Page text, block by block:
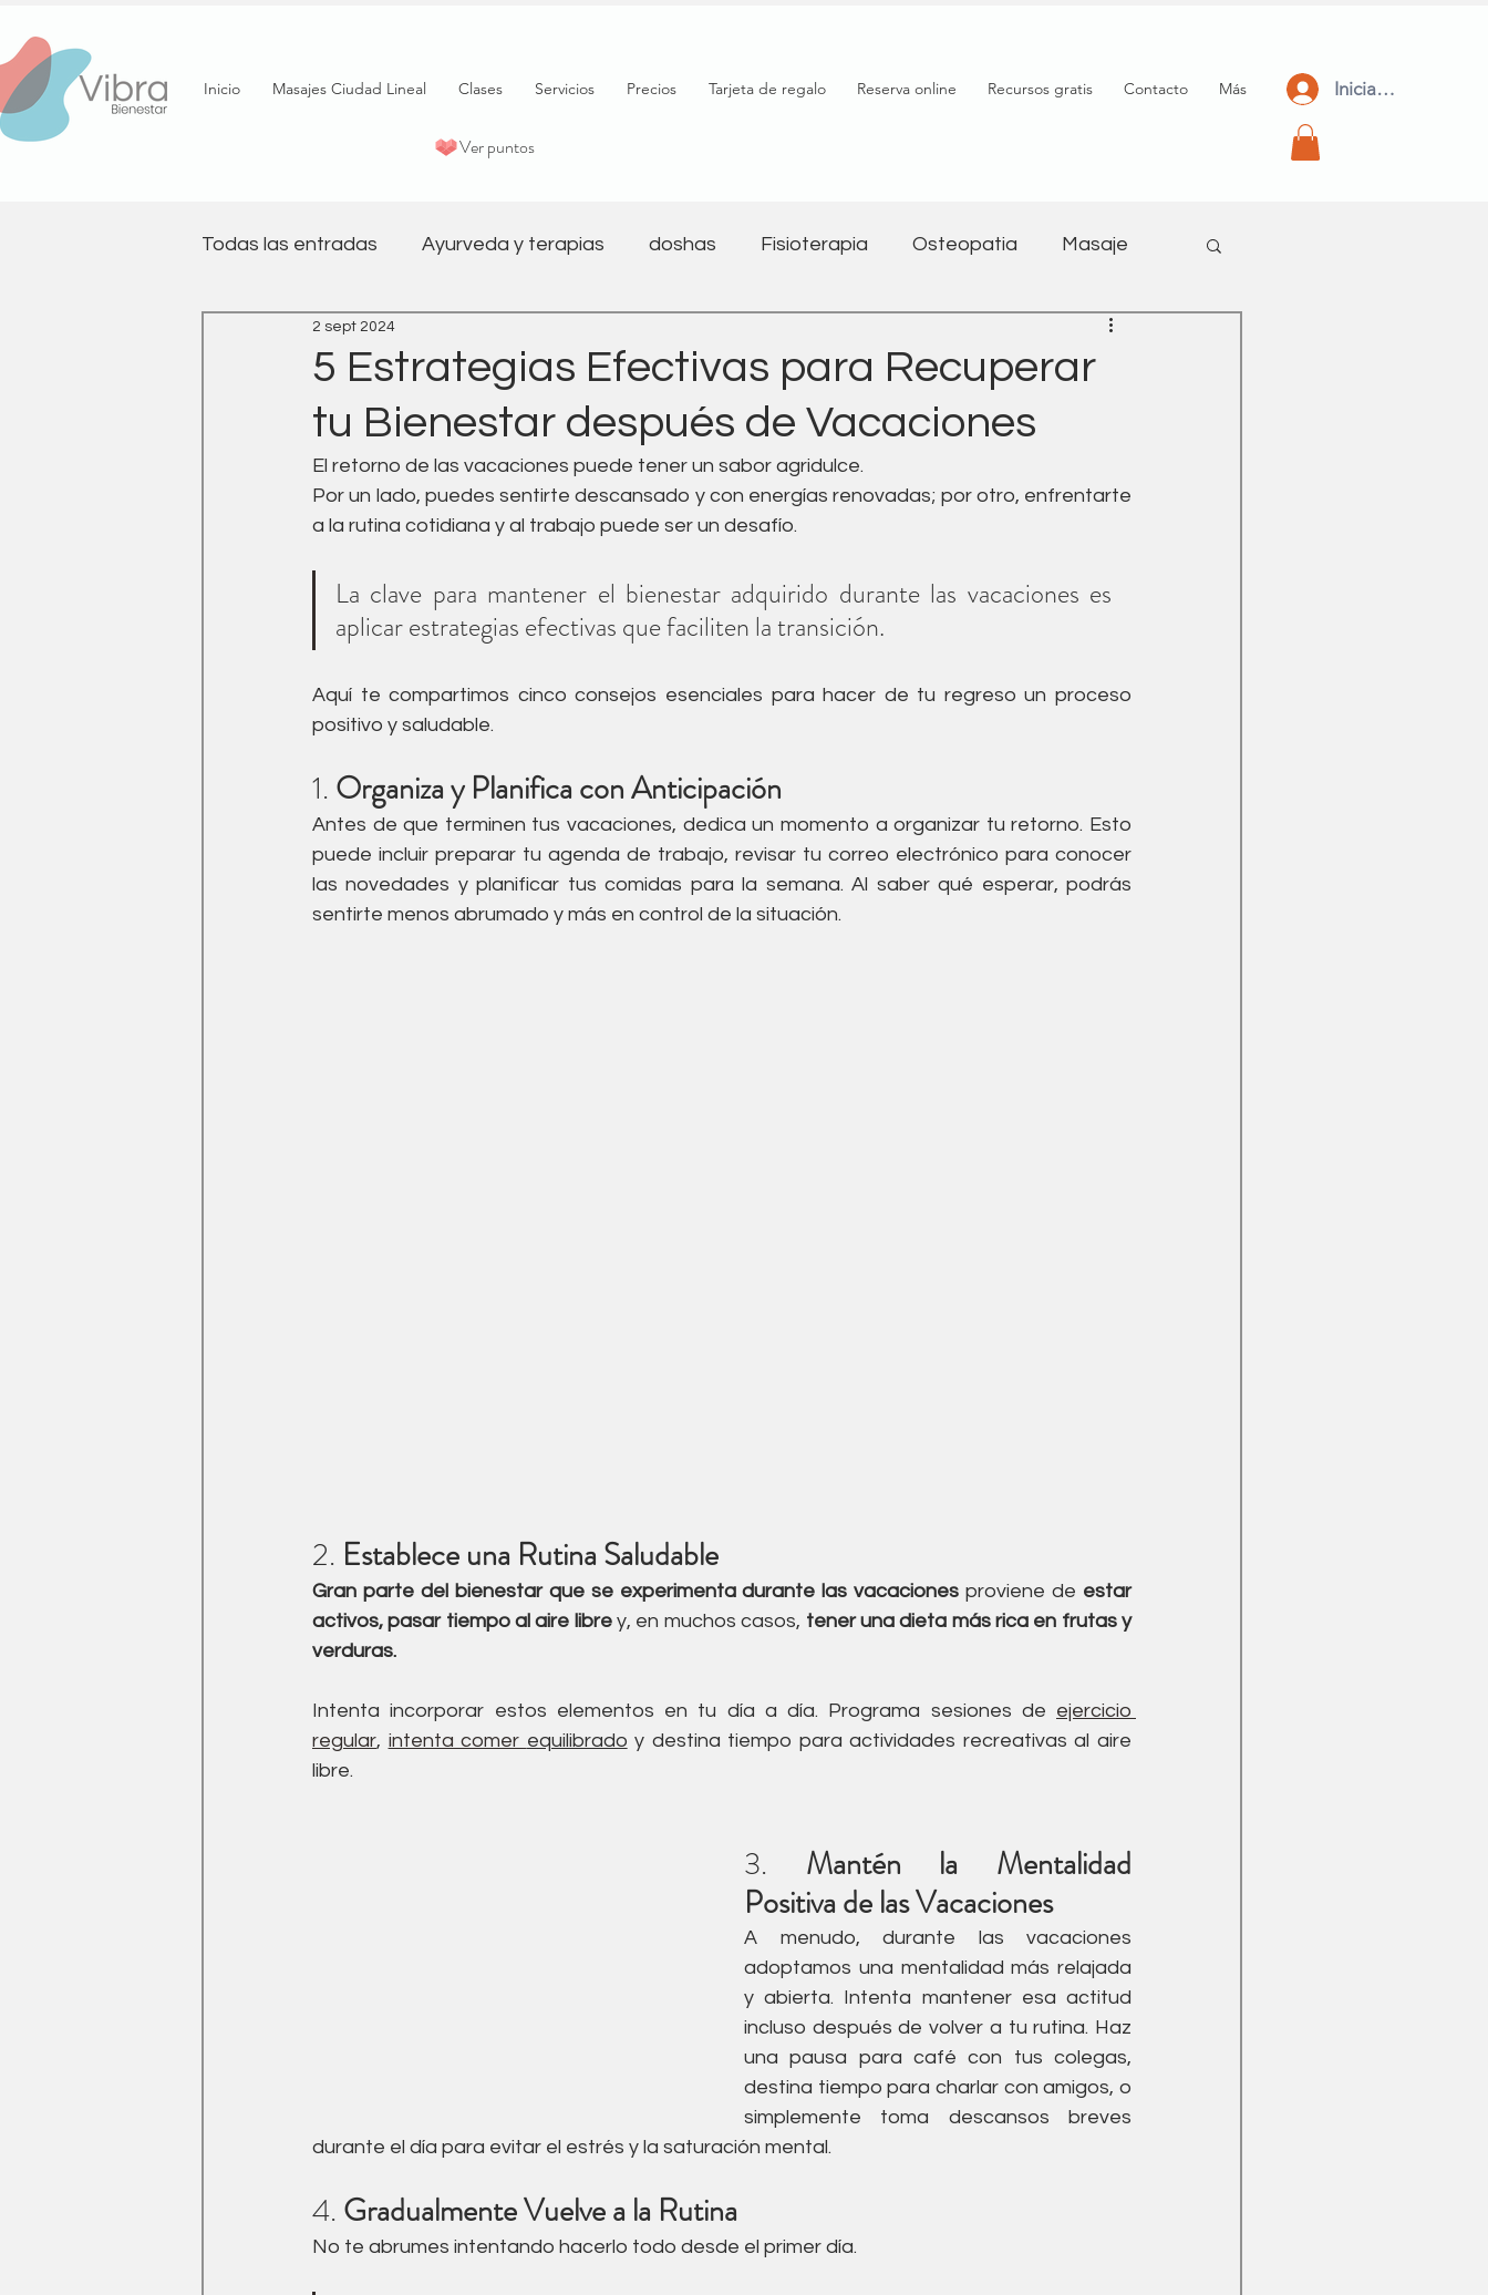
Inicio Masajes Ciudad Lineal Clases Servicios Precios Tarjeta de regalo Reserva online Recursos gratis Contacto Más
Ver puntos
Iniciar Sesión
Todas las entradas Ayurveda y terapias doshas Fisioterapia Osteopatia Masaje
psicología Terapia
Salud emocional Salud digestiva Embarazo Fitness
Medicina Tradicional China Alimentación Suelo pelvico Menopausia
drenaje linfatico
5 Estrategias Efectivas para Recuperar
tu Bienestar después de Vacaciones
2 sept 2024
El retorno de las vacaciones puede tener un sabor agridulce.
Por un lado, puedes sentirte descansado y con energías renovadas; por otro, enfrentarte
a la rutina cotidiana y al trabajo puede ser un desafío.
La clave para mantener el bienestar adquirido durante las vacaciones es
aplicar estrategias efectivas que faciliten la transición.
Aquí te compartimos cinco consejos esenciales para hacer de tu regreso un proceso
positivo y saludable.
1. Organiza y Planifica con Anticipación
Antes de que terminen tus vacaciones, dedica un momento a organizar tu retorno. Esto
puede incluir preparar tu agenda de trabajo, revisar tu correo electrónico para conocer
las novedades y planificar tus comidas para la semana. Al saber qué esperar, podrás
sentirte menos abrumado y más en control de la situación.
2. Establece una Rutina Saludable
Gran parte del bienestar que se experimenta durante las vacaciones proviene de estar
activos, pasar tiempo al aire libre y, en muchos casos, tener una dieta más rica en frutas y
verduras.
Intenta incorporar estos elementos en tu día a día. Programa sesiones de ejercicio
regular, intenta comer equilibrado y destina tiempo para actividades recreativas al aire
libre.
3. Mantén la Mentalidad
Positiva de las Vacaciones
A menudo, durante las vacaciones
adoptamos una mentalidad más relajada
y abierta. Intenta mantener esa actitud
incluso después de volver a tu rutina. Haz
una pausa para café con tus colegas,
destina tiempo para charlar con amigos, o
simplemente toma descansos breves
durante el día para evitar el estrés y la saturación mental.
4. Gradualmente Vuelve a la Rutina
No te abrumes intentando hacerlo todo desde el primer día.